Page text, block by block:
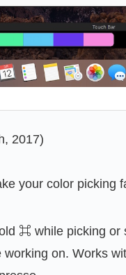
2017)
your color picking
⌘ while picking or
on. Works